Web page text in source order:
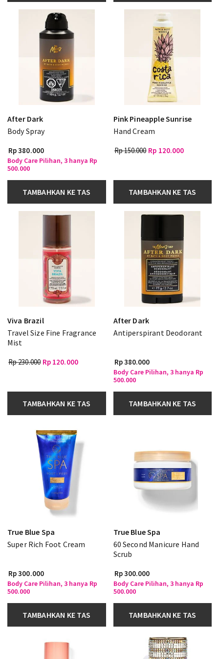
After Dark
Body Spray
Rp 380.000
Body Care Pilihan, 3 hanya Rp
500.000
TAMBAHKAN KE TAS
Pink Pineapple Sunrise
Hand Cream
Rp 150.000 Rp 120.000
TAMBAHKAN KE TAS
Viva Brazil
Travel Size Fine Fragrance
Mist
Rp 230.000 Rp 120.000
TAMBAHKAN KE TAS
After Dark
Antiperspirant Deodorant
Rp 380.000
Body Care Pilihan, 3 hanya Rp
500.000
TAMBAHKAN KE TAS
True Blue Spa
Super Rich Foot Cream
Rp 300.000
Body Care Pilihan, 3 hanya Rp
500.000
TAMBAHKAN KE TAS
True Blue Spa
60 Second Manicure Hand
Scrub
Rp 300.000
Body Care Pilihan, 3 hanya Rp
500.000
TAMBAHKAN KE TAS